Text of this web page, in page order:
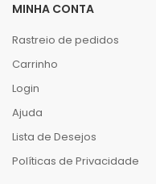
MINHA CONTA
Rastreio de pedidos
Carrinho
Login
Ajuda
Lista de Desejos
Políticas de Privacidade